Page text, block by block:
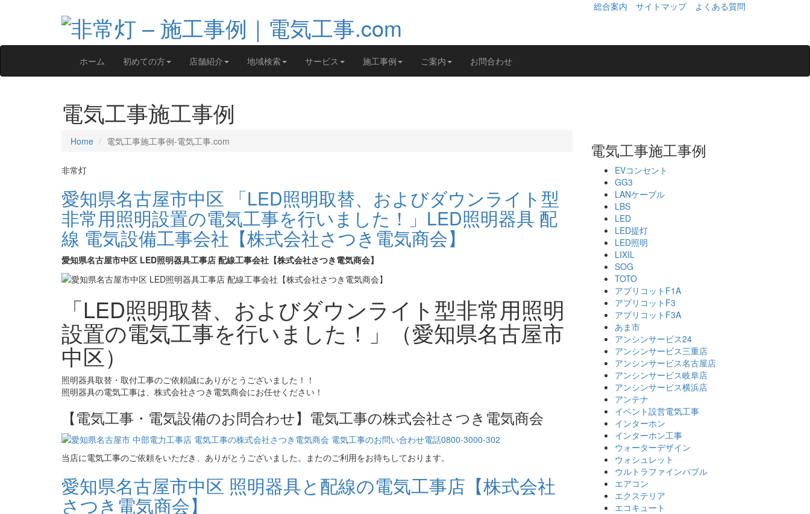
総合案内 サイトマップ よくある質問
ホーム 初めての方 店舗紹介 地域検索 サービス 施工事例 ご案内 お問合わせ
電気工事施工事例
Home 電気工事施工事例‐電気工事.com
非常灯
愛知県名古屋市中区 「LED照明取替、およびダウンライト型
非常用照明設置の電気工事を行いました！」LED照明器具 配
線 電気設備工事会社【株式会社さつき電気商会】
愛知県名古屋市中区 LED照明器具工事店 配線工事会社【株式会社さつき電気商会】
「LED照明取替、およびダウンライト型非常用照明
設置の電気工事を行いました！」（愛知県名古屋市
中区）
照明器具取替・取付工事のご依頼誠にありがとうございました！！
照明器具の電気工事は、株式会社さつき電気商会にお任せください！
【電気工事・電気設備のお問合わせ】電気工事の株式会社さつき電気商会
当店に電気工事のご依頼をいただき、ありがとうございました。またのご利用をお待ちしております。
愛知県名古屋市中区 照明器具と配線の電気工事店【株式会社
さつき電気商会】
電気工事施工事例
EVコンセント
GG3
LANケーブル
LBS
LED
LED提灯
LED照明
LIXIL
SOG
TOTO
アプリコットF1A
アプリコットF3
アプリコットF3A
あま市
アンシンサービス24
アンシンサービス三重店
アンシンサービス名古屋店
アンシンサービス岐阜店
アンシンサービス横浜店
アンテナ
イベント設営電気工事
インターホン
インターホン工事
ウォーターデザイン
ウォシュレット
ウルトラファインバブル
エアコン
エクステリア
エコキュート